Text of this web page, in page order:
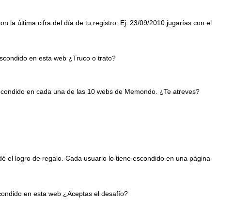
la última cifra del día de tu registro. Ej: 23/09/2010 jugarías con el
en esta web ¿Truco o trato?
en cada una de las 10 webs de Memondo. ¿Te atreves?
el logro de regalo. Cada usuario lo tiene escondido en una página
en esta web ¿Aceptas el desafío?